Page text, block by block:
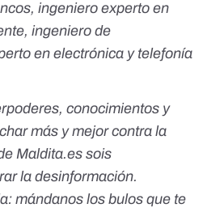
ingeniero experto en
ingeniero de
en electrónica y telefonía
conocimientos y
más y mejor contra la
Maldita.es sois
la desinformación.
mándanos los bulos que te